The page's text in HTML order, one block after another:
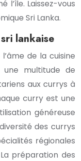
l’île. Laissez-vous
Sri Lanka.
lankaise
de la cuisine
multitude de
aux currys à
curry est une
généreuse
des currys
régionales
préparation des